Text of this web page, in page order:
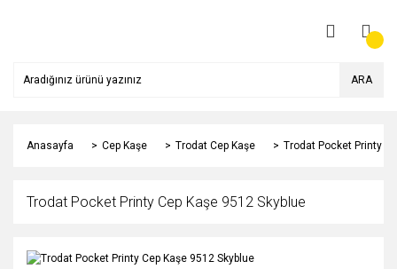
ARA
Anasayfa Cep Kaşe Trodat Cep Kaşe Trodat Pocket Printy
Trodat Pocket Printy Cep Kaşe 9512 Skyblue